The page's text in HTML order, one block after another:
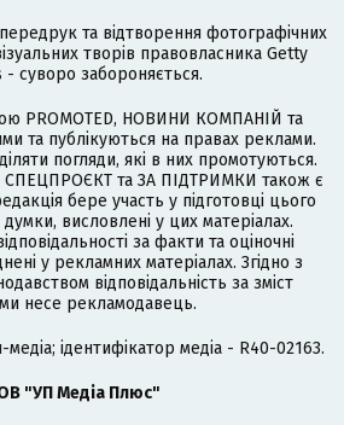
та відтворення фотографічних
творів правовласника Getty
- суворо забороняється.
PROMOTED, НОВИНИ КОМПАНІЙ та
та публікуються на правах реклами.
погляди, які в них промотуються.
СПЕЦПРОЄКТ та ЗА ПІДТРИМКИ також є
бере участь у підготовці цього
думки, висловлені у цих матеріалах.
за факти та оціночні
у рекламних матеріалах. Згідно з
відповідальність за зміст
несе рекламодавець.
ідентифікатор медіа - R40-02163.
"УП Медіа Плюс"